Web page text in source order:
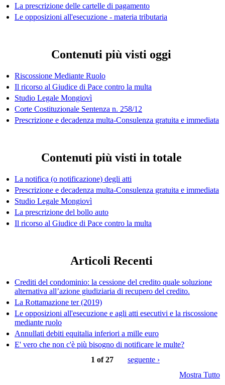
La prescrizione delle cartelle di pagamento
Le opposizioni all'esecuzione - materia tributaria
Contenuti più visti oggi
Riscossione Mediante Ruolo
Il ricorso al Giudice di Pace contro la multa
Studio Legale Mongiovì
Corte Costituzionale Sentenza n. 258/12
Prescrizione e decadenza multa-Consulenza gratuita e immediata
Contenuti più visti in totale
La notifica (o notificazione) degli atti
Prescrizione e decadenza multa-Consulenza gratuita e immediata
Studio Legale Mongiovì
La prescrizione del bollo auto
Il ricorso al Giudice di Pace contro la multa
Articoli Recenti
Crediti del condominio: la cessione del credito quale soluzione
alternativa all’azione giudiziaria di recupero del credito.
La Rottamazione ter (2019)
Le opposizioni all'esecuzione e agli atti esecutivi e la riscossione
mediante ruolo
Annullati debiti equitalia inferiori a mille euro
E' vero che non c'è più bisogno di notificare le multe?
1 of 27
seguente ›
Mostra Tutto